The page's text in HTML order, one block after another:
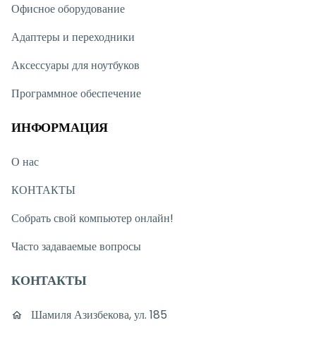
Офисное оборудование
Адаптеры и переходники
Аксессуары для ноутбуков
Программное обеспечение
ИНФОРМАЦИЯ
О нас
КОНТАКТЫ
Собрать свой компьютер онлайн!
Часто задаваемые вопросы
КОНТАКТЫ
Шамиля Азизбекова, ул. 185